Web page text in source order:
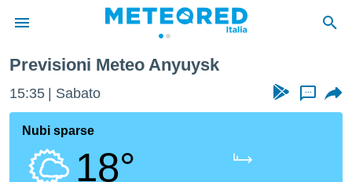
di
Previsioni Meteo Anyuysk
15:35 Sabato ...
Nubi sparse
18°